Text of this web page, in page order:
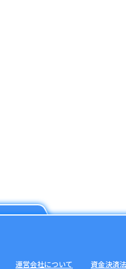
運営会社について 資金決済